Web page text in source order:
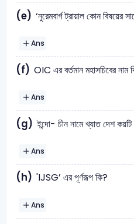
(e) ‘নুরেমবার্গ ট্রায়াল কোন বিষয়ের
Ans
(f) OIC এর বর্তমান মহাসচিবের নাম
Ans
(g) ইন্দো- চীন নামে খ্যাত দেশ
Ans
(h) 'IJSG’ এর পূর্ণরূপ কি?
Ans